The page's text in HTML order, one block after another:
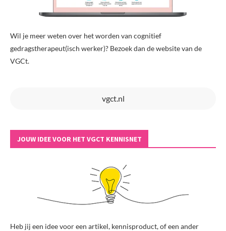
Wil je meer weten over het worden van cognitief
gedragstherapeut(isch werker)? Bezoek dan de website van de
VGCt.
vgct.nl
JOUW IDEE VOOR HET VGCT KENNISNET
Heb jij een idee voor een artikel, kennisproduct, of een ander